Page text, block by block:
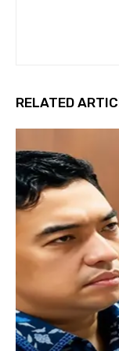
RELATED